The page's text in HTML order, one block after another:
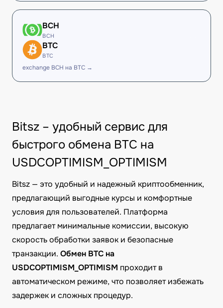
BCH
BCH
BTC
BTC
exchange BCH на BTC →
Bitsz – удобный сервис для
быстрого обмена BTC на
USDCOPTIMISM_OPTIMISM
Bitsz — это удобный и надежный криптообменник,
предлагающий выгодные курсы и комфортные
условия для пользователей. Платформа
предлагает минимальные комиссии, высокую
скорость обработки заявок и безопасные
транзакции. Обмен BTC на
USDCOPTIMISM_OPTIMISM проходит в
автоматическом режиме, что позволяет избежать
задержек и сложных процедур.